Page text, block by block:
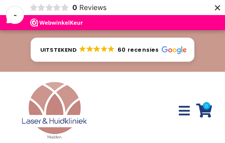
-
0 Reviews ×
UITSTEKEND 60 recensies
Toggle
0